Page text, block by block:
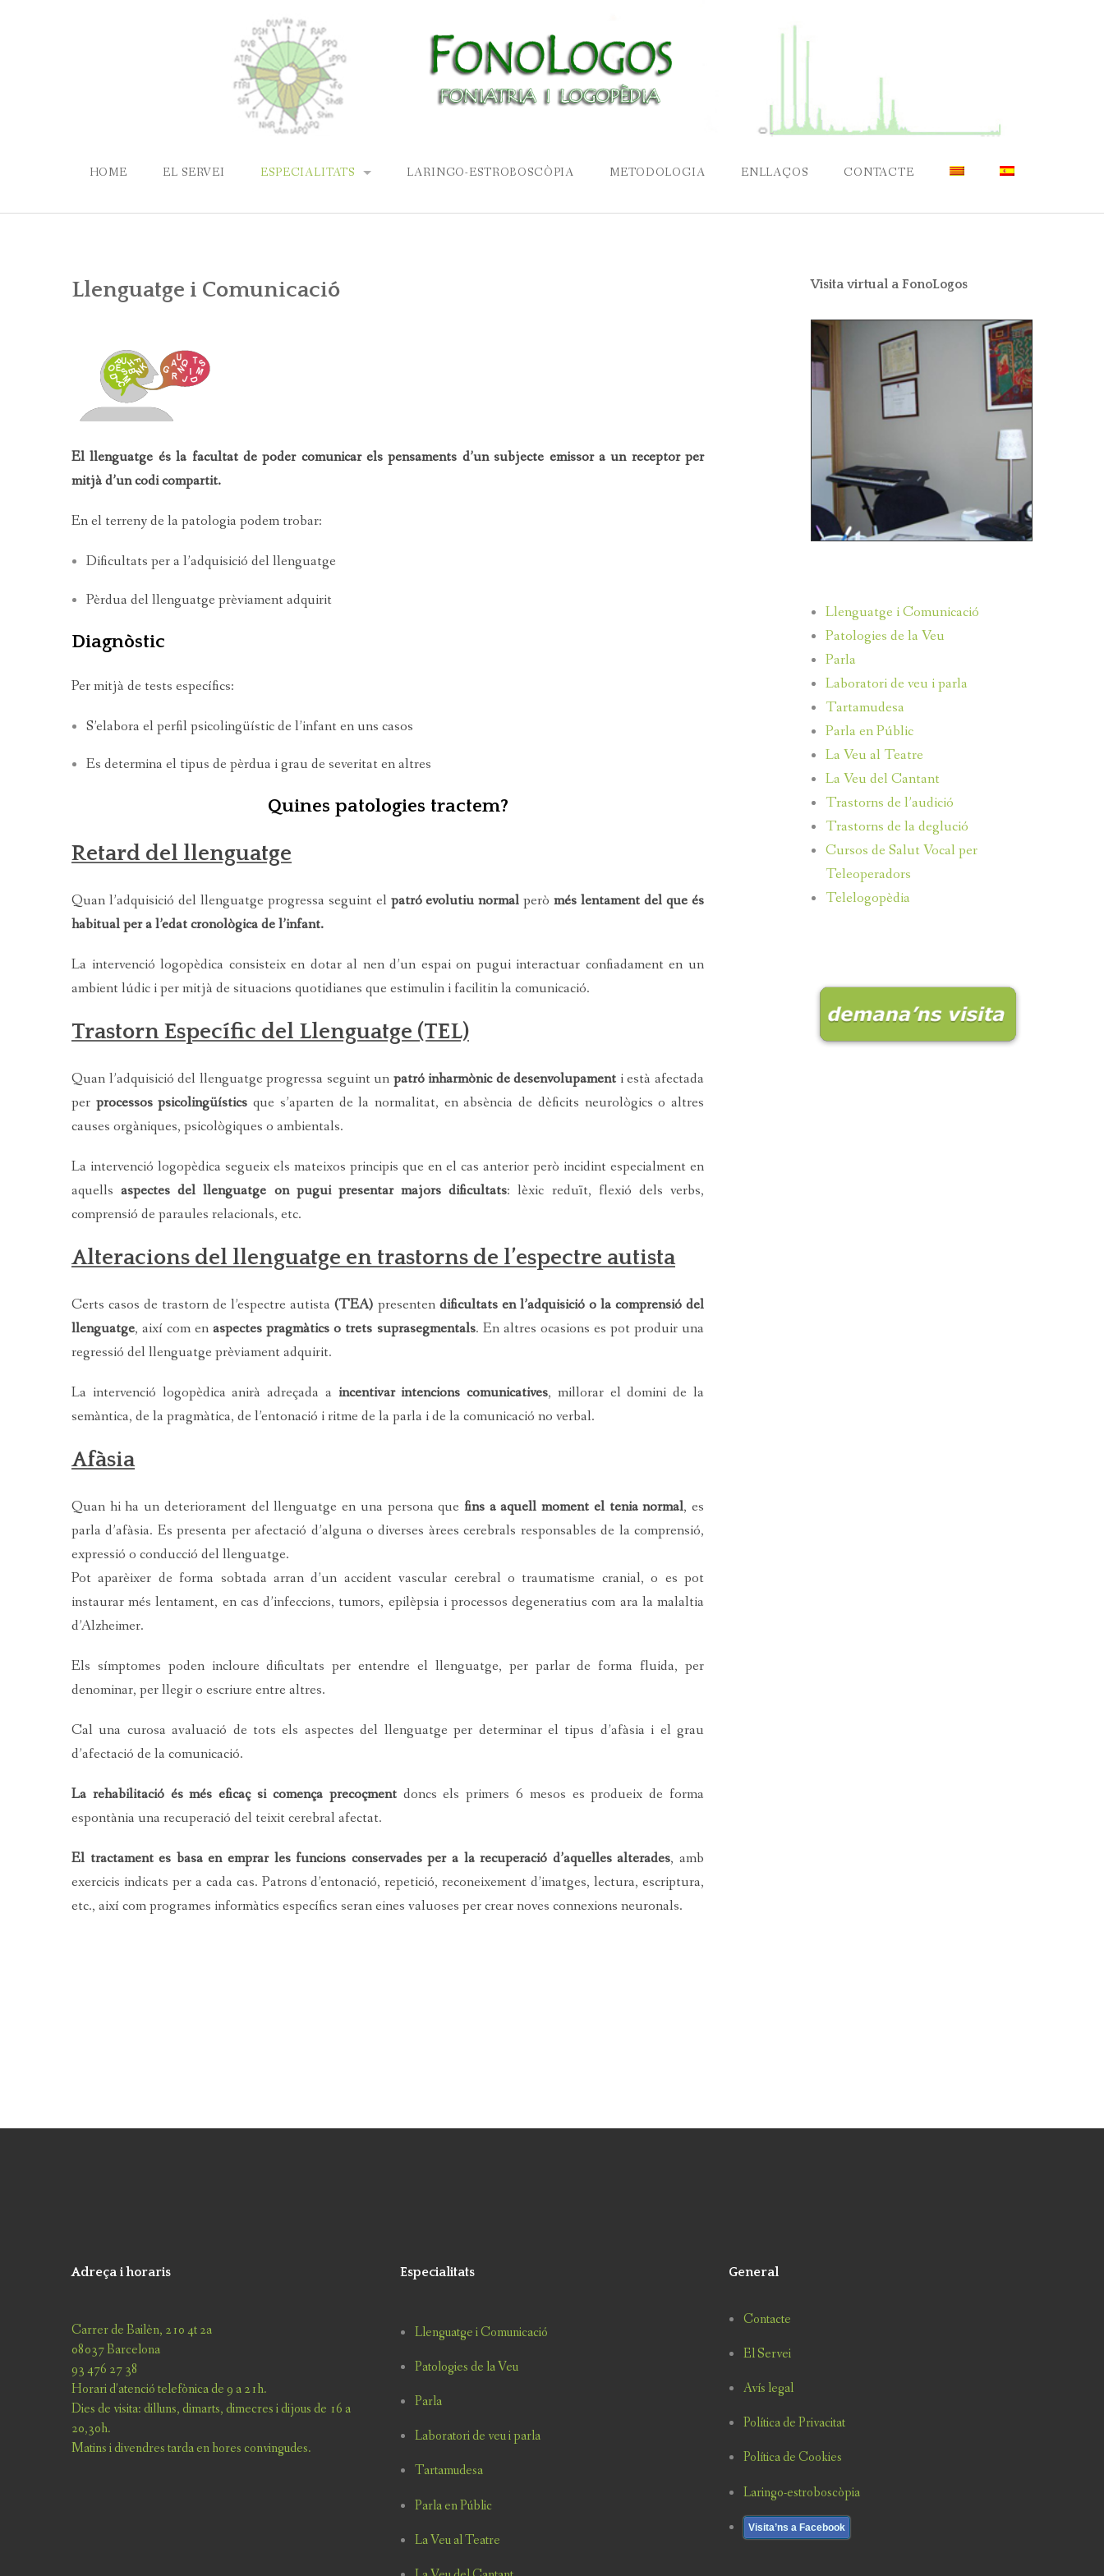
HOME EL SERVEI ESPECIALITATS
LA VEU AL TEATRE
TRASTORNS DE LA DEGLUCIÓ
CURSOS DE SALUT VOCAL PER TELEOPERADORS
LARINGO-ESTROBOSCÒPIA METODOLOGIA ENLLAÇOS CONTACTE
Llenguatge i Comunicació
El llenguatge és la facultat de poder comunicar els pensaments d’un subjecte emissor a un receptor per
mitjà d’un codi compartit.
En el terreny de la patologia podem trobar:
Dificultats per a l’adquisició del llenguatge
Pèrdua del llenguatge prèviament adquirit
Diagnòstic
Per mitjà de tests específics:
S’elabora el perfil psicolingüístic de l’infant en uns casos
Es determina el tipus de pèrdua i grau de severitat en altres
Quines patologies tractem?
Retard del llenguatge
Quan l’adquisició del llenguatge progressa seguint el patró evolutiu normal peròmés lentament del que és
habitual per a l’edat cronològica de l’infant.
La intervenció logopèdica consisteix en dotar al nen d’un espai on pugui interactuar confiadament en un
ambient lúdic i per mitjà de situacions quotidianes que estimulin i facilitin la comunicació.
Trastorn Específic del Llenguatge (TEL)
Quan l’adquisició del llenguatge progressa seguint un patró inharmònic de desenvolupament i està afectada
per processos psicolingüístics que s’aparten de la normalitat, en absència de dèficits neurològics o altres
causes orgàniques, psicològiques o ambientals.
La intervenció logopèdica segueix els mateixos principis que en el cas anterior però incidint especialment en
aquellsaspectes del llenguatge on pugui presentar majors dificultats: lèxic reduït, flexió dels verbs,
comprensió de paraules relacionals, etc.
Alteracions del llenguatge en trastorns de l’espectre autista
Certs casos de trastorn de l’espectre autista(TEA) presenten dificultats en l’adquisició o la comprensió del
llenguatge, així com enaspectes pragmàtics o trets suprasegmentals. En altres ocasions es pot produir una
regressió del llenguatge prèviament adquirit.
La intervenció logopèdica anirà adreçada a incentivar intencions comunicatives, millorar el domini de la
semàntica, de la pragmàtica, de l’entonació i ritme de la parla i de la comunicació no verbal.
Afàsia
Quan hi ha un deteriorament del llenguatge en una persona que fins a aquell moment el tenia normal, es
parla d’afàsia. Es presenta per afectació d’alguna o diverses àrees cerebrals responsables de la comprensió,
expressió o conducció del llenguatge.
Pot aparèixer de forma sobtada arran d’un accident vascular cerebral o traumatisme cranial, o es pot
instaurar més lentament, en cas d’infeccions, tumors, epilèpsia i processos degeneratius com ara la malaltia
d’Alzheimer.
Els símptomes poden incloure dificultats per entendre el llenguatge, per parlar de forma fluida, per
denominar, per llegir o escriure entre altres.
Cal una curosa avaluació de tots els aspectes del llenguatge per determinar el tipus d’afàsia i el grau
d’afectació de la comunicació.
La rehabilitació és més eficaç si comença precoçmentdoncs els primers 6 mesos es produeix de forma
espontània una recuperació del teixit cerebral afectat.
El tractament es basa en emprar les funcions conservades per a la recuperació d’aquelles alterades, amb
exercicis indicats per a cada cas. Patrons d’entonació, repetició, reconeixement d’imatges, lectura, escriptura,
etc., així com programes informàtics específics seran eines valuoses per crear noves connexions neuronals.
Visita virtual a FonoLogos
Llenguatge i Comunicació
Patologies de la Veu
Parla
Laboratori de veu i parla
Tartamudesa
Parla en Públic
La Veu al Teatre
La Veu del Cantant
Trastorns de l’audició
Trastorns de la deglució
Cursos de Salut Vocal per
Teleoperadors
Telelogopèdia
Adreça i horaris
Carrer de Bailèn, 210 4t 2a
08037 Barcelona
93 476 27 38
Horari d’atenció telefònica de 9 a 21h.
Dies de visita: dilluns, dimarts, dimecres i dijous de 16 a
20,30h.
Matins i divendres tarda en hores convingudes.
Especialitats
Llenguatge i Comunicació
Patologies de la Veu
Parla
Laboratori de veu i parla
Tartamudesa
Parla en Públic
La Veu al Teatre
General
Contacte
El Servei
Avís legal
Política de Privacitat
Política de Cookies
Laringo-estroboscòpia
Visita’ns a Facebook